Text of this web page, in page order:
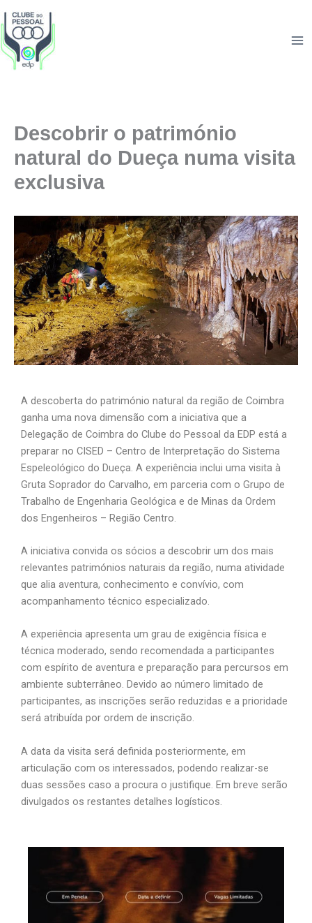
to
content
Descobrir o património
natural do Dueça numa visita
exclusiva
A descoberta do património natural da região de Coimbra
ganha uma nova dimensão com a iniciativa que a
Delegação de Coimbra do Clube do Pessoal da EDP está a
preparar no CISED – Centro de Interpretação do Sistema
Espeleológico do Dueça. A experiência inclui uma visita à
Gruta Soprador do Carvalho, em parceria com o Grupo de
Trabalho de Engenharia Geológica e de Minas da Ordem
dos Engenheiros – Região Centro.
A iniciativa convida os sócios a descobrir um dos mais
relevantes patrimónios naturais da região, numa atividade
que alia aventura, conhecimento e convívio, com
acompanhamento técnico especializado.
A experiência apresenta um grau de exigência física e
técnica moderado, sendo recomendada a participantes
com espírito de aventura e preparação para percursos em
ambiente subterrâneo. Devido ao número limitado de
participantes, as inscrições serão reduzidas e a prioridade
será atribuída por ordem de inscrição.
A data da visita será definida posteriormente, em
articulação com os interessados, podendo realizar-se
duas sessões caso a procura o justifique. Em breve serão
divulgados os restantes detalhes logísticos.